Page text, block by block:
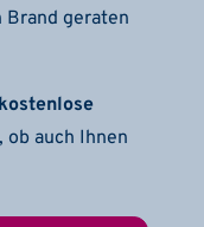
geraten
kostenlose
ob auch Ihnen